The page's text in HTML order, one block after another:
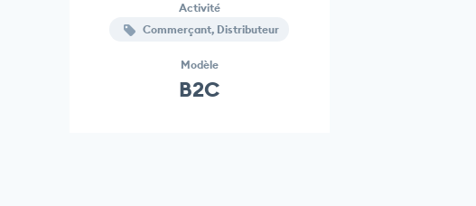
Activité
Commerçant, Distributeur
Modèle
B2C